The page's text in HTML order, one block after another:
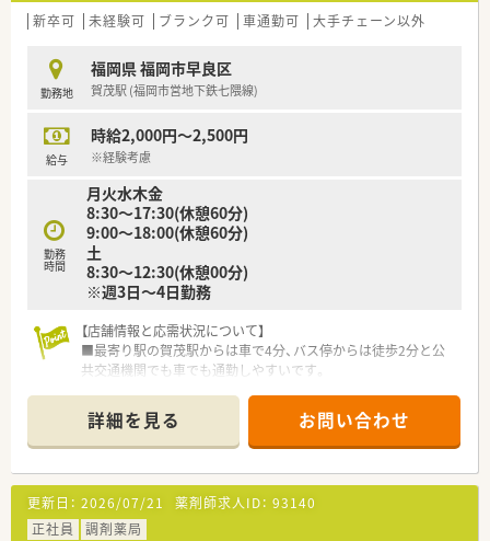
円から700万円を提示します。
以上の高年収も目指せます。
■年1回の昇給制度が設けられており、日々の業務への貢献度が
着実に給与へ反映されていきます。
【こんな取り組みをしています】
■個人宅30軒、施設1ヶ所への在宅訪問を実施し、地域の医療ニ
■地域支援体制加算2を取得しており、かかりつけ薬局として質
の高い医療サービスの提供を目指します。
■後発医薬品の使用割合80%を維持し、患者様の薬剤費負担軽
減にも貢献しています。
新卒可 未経験可 ブランク可 車通勤可 大手チェーン以外
勤務地
福岡県 福岡市早良区
賀茂駅 (福岡市営地下鉄七隈線)
給与
時給2,000円～2,500円
※経験考慮
勤務
時間
月火水木金
8:30～17:30(休憩60分)
9:00～18:00(休憩60分)
土
8:30～12:30(休憩00分)
※週3日～4日勤務
【店舗情報と応需状況について】
■最寄り駅の賀茂駅からは車で4分、バス停からは徒歩2分と公
共交通機関でも車でも通勤しやすいです。
平均60～70枚程度です。
■薬剤師は常時2～3名体制で、事務スタッフも複数名在籍して
おり、協力しながら業務を進めています。
【募集背景と求める人物像について】
■今回は欠員補充のための募集となり、地域医療に貢献したいと
いう意欲のある方を求めています。
詳細を見る お問い合わせ
更新日： 2026/07/21 薬剤師求人ID： 93140
正社員
調剤薬局